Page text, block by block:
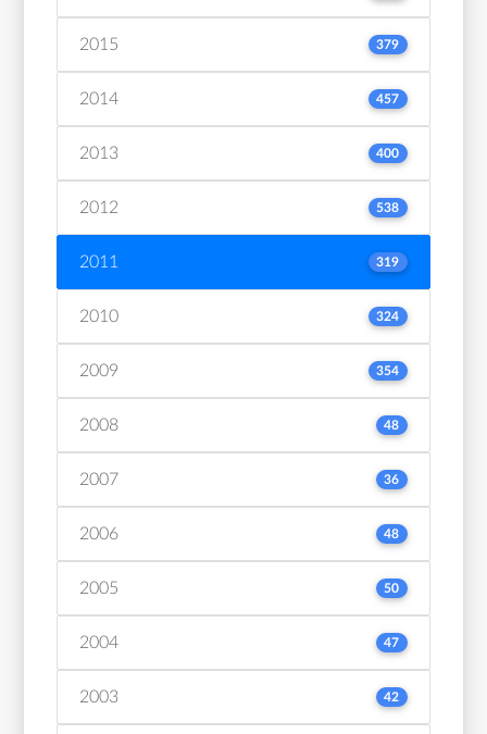
2015 379
2014 457
2013 400
2012 538
2011 319
2010 324
2009 354
2008 48
2007 36
2006 48
2005 50
2004 47
2003 42